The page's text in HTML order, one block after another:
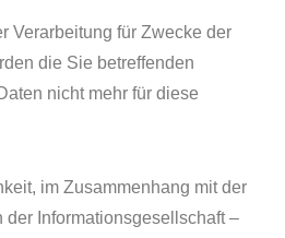
Verarbeitung für Zwecke der
die Sie betreffenden
nicht mehr für diese
im Zusammenhang mit der
der Informationsgesellschaft –